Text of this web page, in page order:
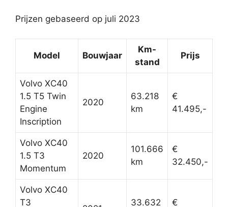
Prijzen gebaseerd op juli 2023
Model Bouwjaar
Km-
stand
Prijs
Volvo XC40
1.5 T5 Twin
Engine
Inscription
2020
63.218
km
€
41.495,-
Volvo XC40
1.5 T3
Momentum
2020
101.666
km
€
32.450,-
Volvo XC40
T3
33.632
€